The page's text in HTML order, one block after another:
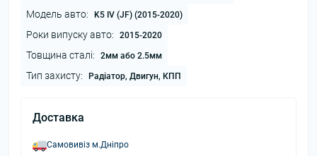
Модель авто: K5 IV (JF) (2015-2020)
Роки випуску авто: 2015-2020
Товщина сталі: 2мм або 2.5мм
Тип захисту: Радіатор, Двигун, КПП
Доставка
Самовивіз м.Дніпро